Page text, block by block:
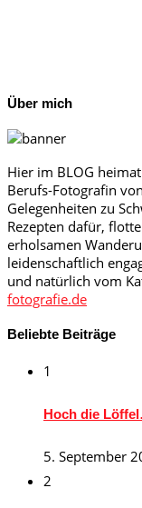
Über mich
Hier im BLOG
Berufs-Fotografin
Gelegenheiten zu
Rezepten dafür,
erholsamen
leidenschaftlich
und natürlich vom
fotografie.de
Beliebte Beiträge
1
Hoch die
5. September
2